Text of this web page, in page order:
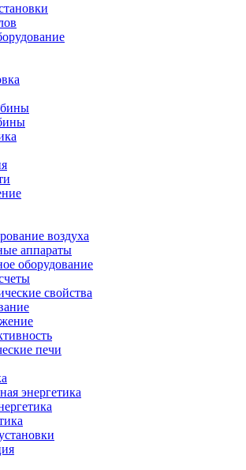
воздуха
аппараты
оборудование
свойства
печи
энергетика